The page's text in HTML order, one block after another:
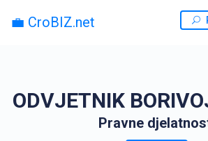
💼 CroBIZ.net
ODVJETNIK
Pravne